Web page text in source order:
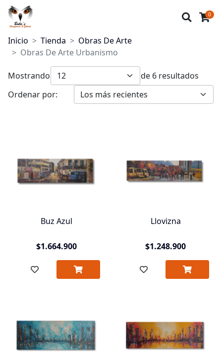
0
Inicio Tienda
Obras De Arte
Obras De Arte Urbanismo
Mostrando
de 6 resultados
Ordenar por:
Buz Azul
$1.664.900
Llovizna
$1.248.900